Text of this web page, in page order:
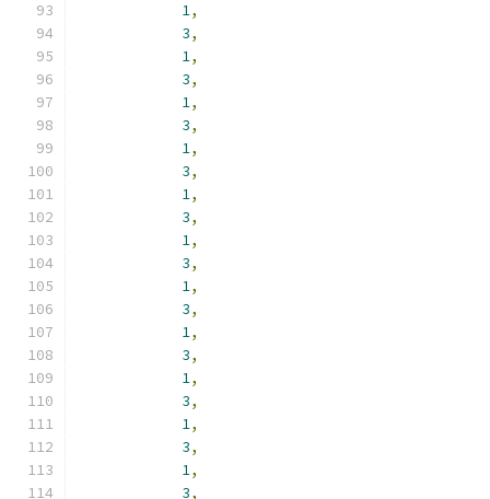
1,
3,
1,
3,
1,
3,
1,
3,
1,
3,
1,
3,
1,
3,
1,
3,
1,
3,
1,
3,
1,
3,